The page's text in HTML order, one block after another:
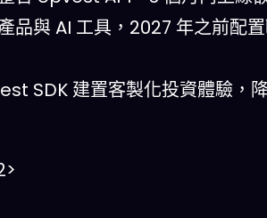
品與 AI 工具，2027 年之前配
SDK 建置客製化投資體驗，